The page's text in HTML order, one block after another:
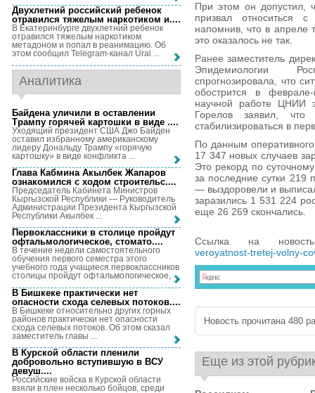
При этом он допустил,
призвал относиться
напомнив, что в апреле
это оказалось не так.
Ранее заместитель
Эпидемиологии
спрогнозировала, что
обострится в
научной работе ЦНИИ
Горелов заявил,
стабилизироваться в
По данным
17 347 новых случаев
Это рекорд по
за последние сутки 219
— выздоровели и
заразились 1 531 224
еще 26 269 скончались.
Ссылка на
veroyatnost-tretej-volny-
Новость прочитана 480
Еще из этой
Двухлетний российский ребенок
отравился тяжелым наркотиком и....
В Екатеринбурге двухлетний ребенок
отравился тяжелым наркотиком
метадоном и попал в реанимацию. Об
этом сообщил Telegram-канал Ural ...
Аналитика
Байдена уличили в оставлении
Трампу горячей картошки в виде ....
Уходящий президент США Джо Байден
оставил избранному американскому
лидеру Дональду Трампу «горячую
картошку» в виде конфликта ...
Глава Кабмина Акылбек Жапаров
ознакомился с ходом строительс....
Председатель Кабинета Министров
Кыргызской Республики — Руководитель
Администрации Президента Кыргызской
Республики Акылбек ...
Первоклассники в столице пройдут
офтальмологическое, стомато....
В течение недели самостоятельного
обучения первого семестра этого
учебного года учащиеся первоклассников
столицы пройдут офтальмологическое, ...
В Бишкеке практически нет
опасности схода селевых потоков....
В Бишкеке относительно других горных
районов практически нет опасности
схода селевых потоков. Об этом сказал
заместитель главы ...
В Курской области пленили
добровольно вступившую в ВСУ
девуш....
Российские войска в Курской области
взяли в плен несколько бойцов, среди